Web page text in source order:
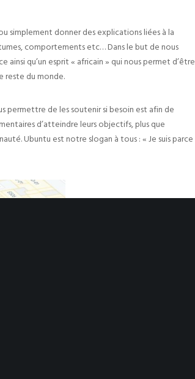
simplement donner des explications liées à la
comportements etc… Dans le but de nous
qu’un esprit « africain » qui nous permet d’être
reste du monde.
permettre de les soutenir si besoin est afin de
d’atteindre leurs objectifs, plus que
Ubuntu est notre slogan à tous : « Je suis parce